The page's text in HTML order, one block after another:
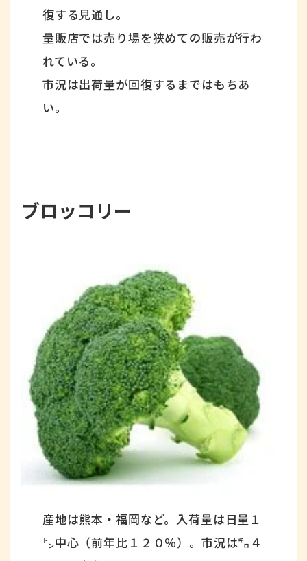
復する見通し。
量販店では売り場を狭めての販売が行わ
れている。
市況は出荷量が回復するまではもちあ
い。
ブロッコリー
産地は熊本・福岡など。入荷量は日量１
㌧中心（前年比１２０％）。市況は㌔４